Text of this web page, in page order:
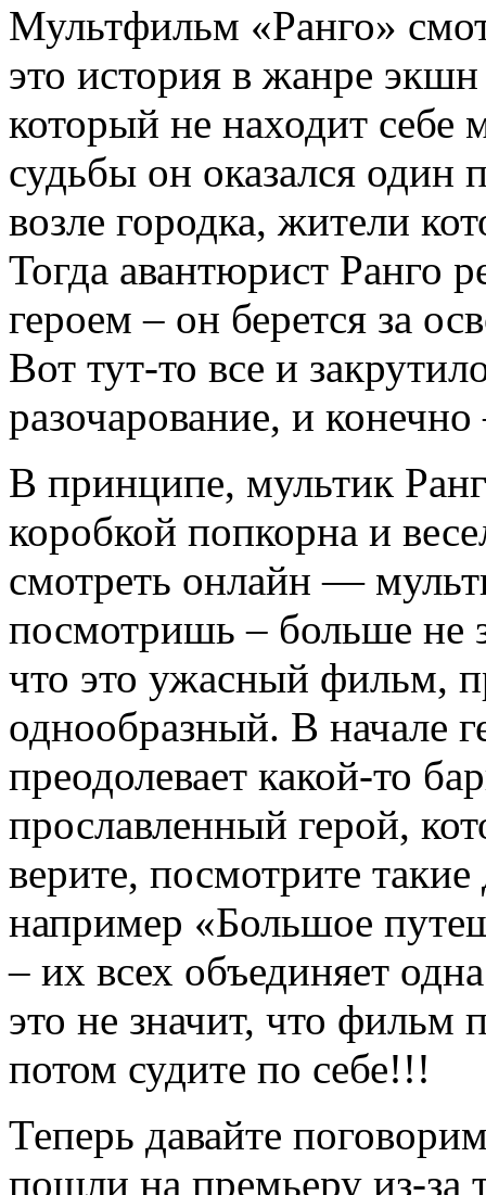
Мультфильм «Ранго»
это история в жанре
который не находит себе
судьбы он оказался один
возле городка, жители
Тогда авантюрист Ранго
героем – он берется за
Вот тут-то все и
разочарование, и
В принципе, мультик
коробкой попкорна и
смотреть онлайн —
посмотришь – больше не
что это ужасный фильм,
однообразный. В начале
преодолевает какой-то
прославленный герой,
верите, посмотрите
например «Большое
– их всех объединяет
это не значит, что фильм
потом судите по себе!!!
Теперь давайте
пошли на премьеру из-за